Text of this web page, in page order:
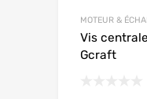
MOTEUR &
Vis
Gcraft